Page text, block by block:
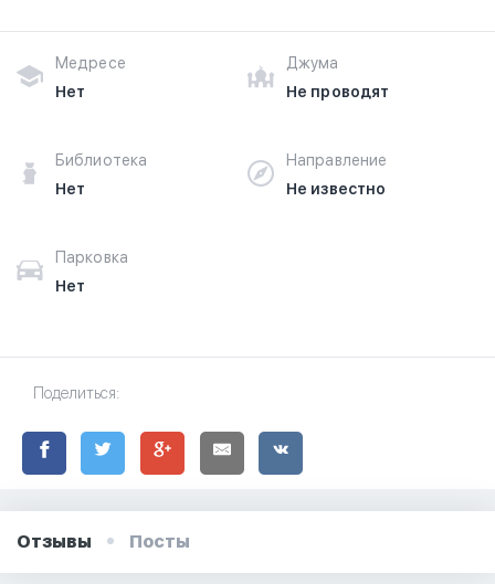
Медресе
Нет
Джума
Не проводят
Библиотека
Нет
Направление
Не известно
Парковка
Нет
Поделиться:
Отзывы Посты